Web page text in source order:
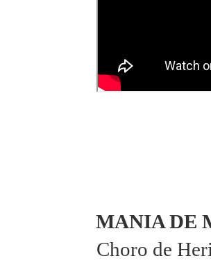
MANIA DE
Choro de